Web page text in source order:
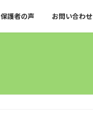
保護者の声 お問い合わせ